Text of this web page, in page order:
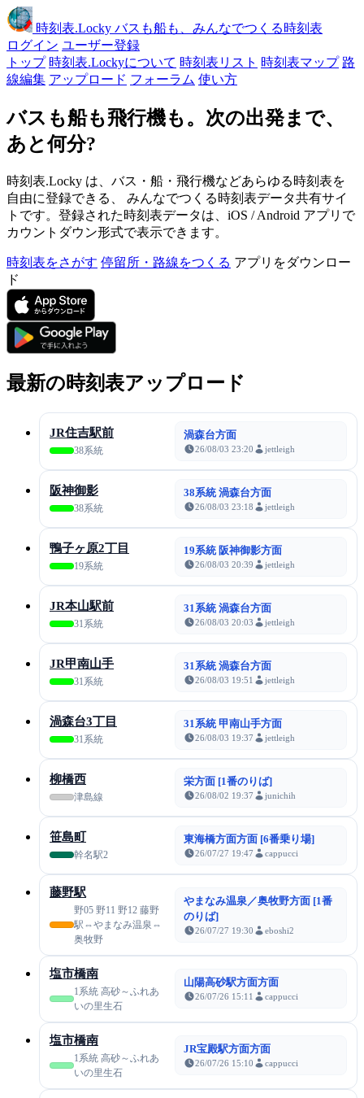
時刻表.Locky バスも船も、みんなでつくる時刻表
ログイン ユーザー登録
トップ 時刻表.Lockyについて 時刻表リスト 時刻表マップ 路
線編集 アップロード フォーラム 使い方
バスも船も飛行機も。次の出発まで、
あと何分?
時刻表.Locky は、バス・船・飛行機などあらゆる時刻表を
自由に登録できる、 みんなでつくる時刻表データ共有サイ
トです。登録された時刻表データは、iOS / Android アプリで
カウントダウン形式で表示できます。
時刻表をさがす 停留所・路線をつくる アプリをダウンロー
ド
最新の時刻表アップロード
JR住吉駅前
38系統
渦森台方面
26/08/03 23:20 jettleigh
阪神御影
38系統
38系統 渦森台方面
26/08/03 23:18 jettleigh
鴨子ヶ原2丁目
19系統
19系統 阪神御影方面
26/08/03 20:39 jettleigh
JR本山駅前
31系統
31系統 渦森台方面
26/08/03 20:03 jettleigh
JR甲南山手
31系統
31系統 渦森台方面
26/08/03 19:51 jettleigh
渦森台3丁目
31系統
31系統 甲南山手方面
26/08/03 19:37 jettleigh
柳橋西
津島線
栄方面 [1番のりば]
26/08/02 19:37 junichih
笹島町
幹名駅2
東海橋方面方面 [6番乗り場]
26/07/27 19:47 cappucci
藤野駅
野05 野11 野12 藤野
駅⇔やまなみ温泉⇔
奥牧野
やまなみ温泉／奥牧野方面 [1番
のりば]
26/07/27 19:30 eboshi2
塩市橋南
1系統 高砂～ふれあ
いの里生石
山陽高砂駅方面方面
26/07/26 15:11 cappucci
塩市橋南
1系統 高砂～ふれあ
いの里生石
JR宝殿駅方面方面
26/07/26 15:10 cappucci